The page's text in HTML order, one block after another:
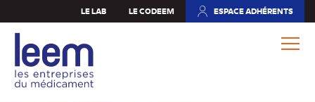
au
contenu
principal
LE LAB LE CODEEM ESPACE ADHÉRENTS
(NOUVEL